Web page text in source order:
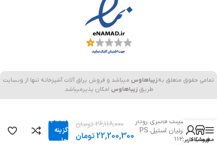
تمامی حقوق متعلق بهزیباهاوس میباشد و فروش یراق آلات آشپزخانه تنها از وبسایت
طریق زیباهاوس امکان پذیرمیباشد.
سینک فانتزی روکار
پرنیان استیل PS
1121
26,118,000تومان
22,200,300تومان
انتخاب
گزینه
ها
منوفروشگاه
حساب کاربری من